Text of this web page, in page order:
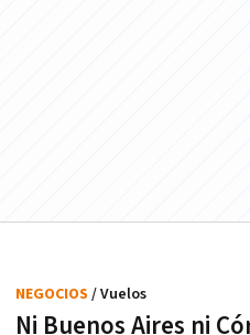
Ni Buenos Aires ni
NEGOCIOS / Vuelos